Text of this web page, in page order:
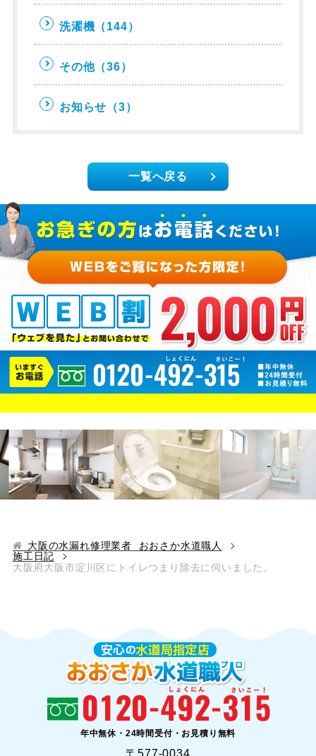
洗濯機 （144）
その他（36）
お知らせ （3）
一覧へ戻る
大阪の水漏れ修理業者 おおさか水道職人
施工日記
大阪府大阪市淀川区にトイレつまり除去に伺いました。
年中無休・24時間受付・お見積り無料